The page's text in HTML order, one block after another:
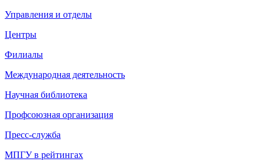
Управления и отделы
Центры
Филиалы
Международная деятельность
Научная библиотека
Профсоюзная организация
Пресс-служба
МПГУ в рейтингах